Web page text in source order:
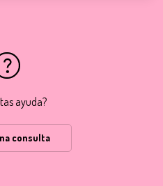
ayuda?
consulta